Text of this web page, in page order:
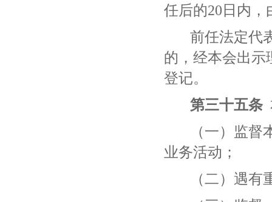
任后的20日内，
前任法定代
的，经本会出示
登记。
第三十五条
（一）监
业务活动；
（二）遇